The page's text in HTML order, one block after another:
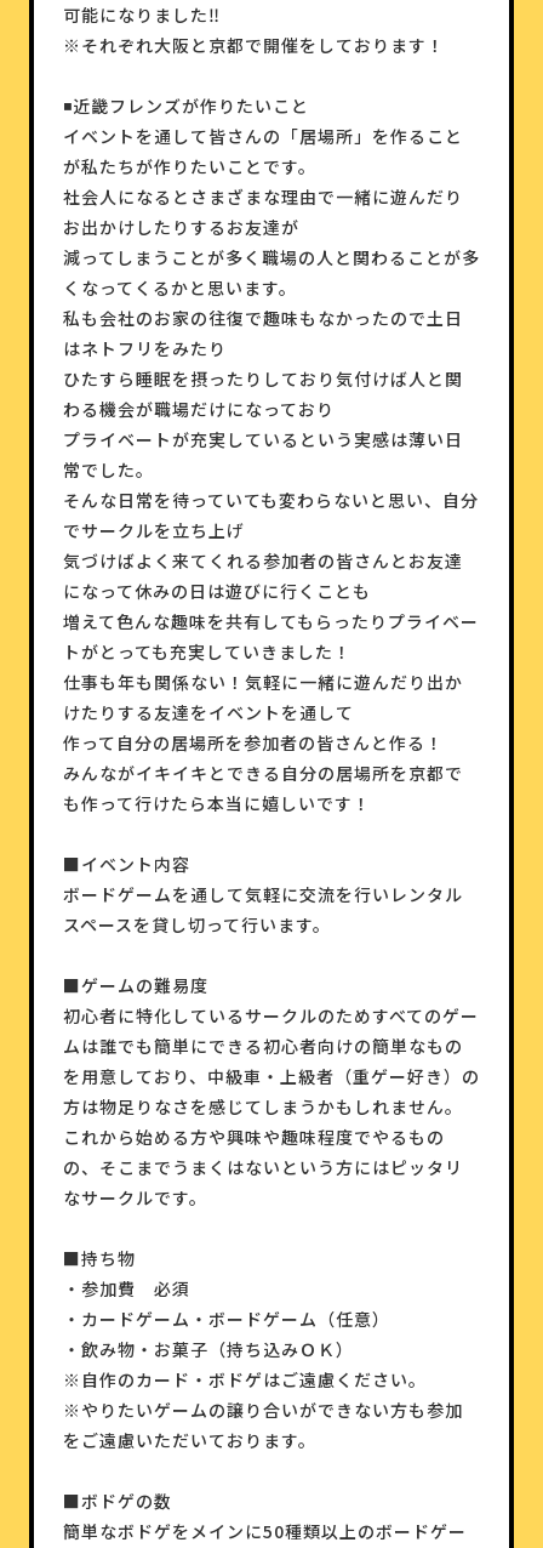
可能になりました‼️
※それぞれ大阪と京都で開催をしております！
◾️近畿フレンズが作りたいこと
イベントを通して皆さんの「居場所」を作ること
が私たちが作りたいことです。
社会人になるとさまざまな理由で一緒に遊んだり
お出かけしたりするお友達が
減ってしまうことが多く職場の人と関わることが多
くなってくるかと思います。
私も会社のお家の往復で趣味もなかったので土日
はネトフリをみたり
ひたすら睡眠を摂ったりしており気付けば人と関
わる機会が職場だけになっており
プライベートが充実しているという実感は薄い日
常でした。
そんな日常を待っていても変わらないと思い、自分
でサークルを立ち上げ
気づけばよく来てくれる参加者の皆さんとお友達
になって休みの日は遊びに行くことも
増えて色んな趣味を共有してもらったりプライベー
トがとっても充実していきました！
仕事も年も関係ない！気軽に一緒に遊んだり出か
けたりする友達をイベントを通して
作って自分の居場所を参加者の皆さんと作る！
みんながイキイキとできる自分の居場所を京都で
も作って行けたら本当に嬉しいです！
■イベント内容
ボードゲームを通して気軽に交流を行いレンタル
スペースを貸し切って行います。
■ゲームの難易度
初心者に特化しているサークルのためすべてのゲー
ムは誰でも簡単にできる初心者向けの簡単なもの
を用意しており、中級車・上級者（重ゲー好き）の
方は物足りなさを感じてしまうかもしれません。
これから始める方や興味や趣味程度でやるもの
の、そこまでうまくはないという方にはピッタリ
なサークルです。
■持ち物
・参加費 必須
・カードゲーム・ボードゲーム（任意）
・飲み物・お菓子（持ち込みＯＫ）
※自作のカード・ボドゲはご遠慮ください。
※やりたいゲームの譲り合いができない方も参加
をご遠慮いただいております。
■ボドゲの数
簡単なボドゲをメインに50種類以上のボードゲー